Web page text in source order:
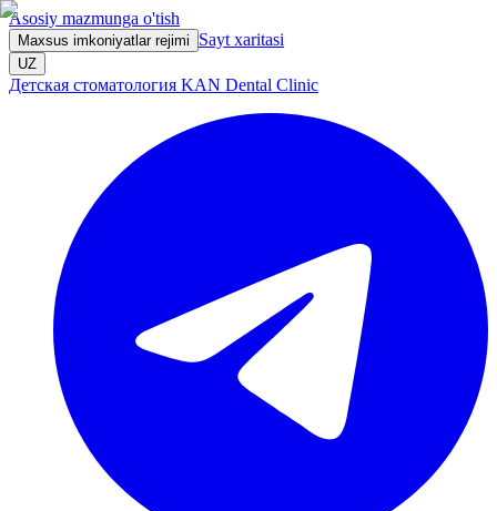
Asosiy mazmunga o'tish
Maxsus imkoniyatlar rejimi Sayt xaritasi
UZ
Детская стоматология KAN Dental Clinic